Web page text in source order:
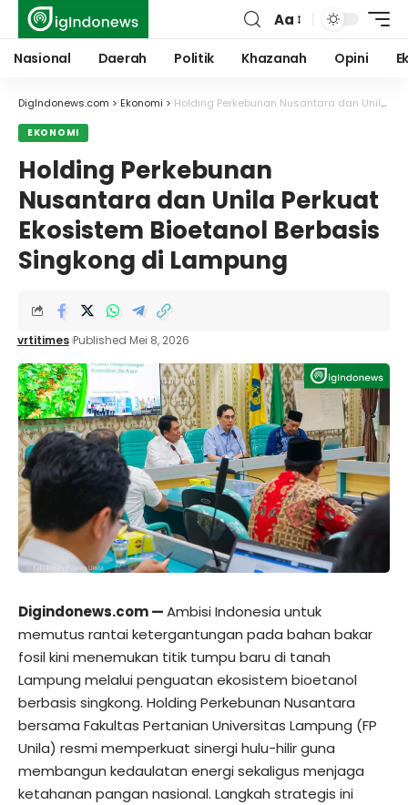
Font
Resizer
Aa
Nasional Daerah Politik Khazanah Opini
DigIndonews.com > Ekonomi > Holding Perkebunan Nusantara dan Unila Perkuat Ekosistem Bioetanol Berbasis Singkong di Lampung
EKONOMI
Holding Perkebunan
Nusantara dan Unila Perkuat
Ekosistem Bioetanol Berbasis
Singkong di Lampung
vrtitimes Published Mei 8, 2026
Digindonews.com—Ambisi Indonesia untuk
memutus rantai ketergantungan pada bahan bakar
fosil kini menemukan titik tumpu baru di tanah
Lampung melalui penguatan ekosistem bioetanol
berbasis singkong. Holding Perkebunan Nusantara
bersama Fakultas Pertanian Universitas Lampung (FP
Unila) resmi memperkuat sinergi hulu-hilir guna
membangun kedaulatan energi sekaligus menjaga
ketahanan pangan nasional. Langkah strategis ini